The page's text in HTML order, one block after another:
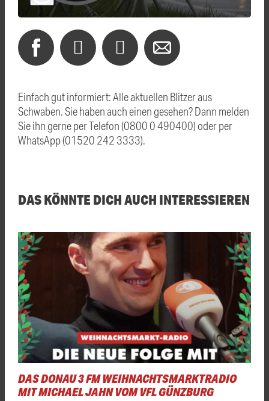
Einfach gut informiert: Alle aktuellen Blitzer aus
Schwaben. Sie haben auch einen gesehen? Dann melden
Sie ihn gerne per Telefon (0800 0 490400) oder per
WhatsApp (01520 242 3333).
DAS KÖNNTE DICH AUCH INTERESSIEREN
DAS DONAU 3 FM WEIHNACHTSMARKTRADIO
MIT MICHAEL JAHN VOM VFL GÜNZBURG